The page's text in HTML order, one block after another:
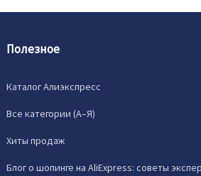
Полезное
Каталог Алиэкспресс
Все категории (A–Я)
Хиты продаж
Блог о шопинге на AliExpress: советы